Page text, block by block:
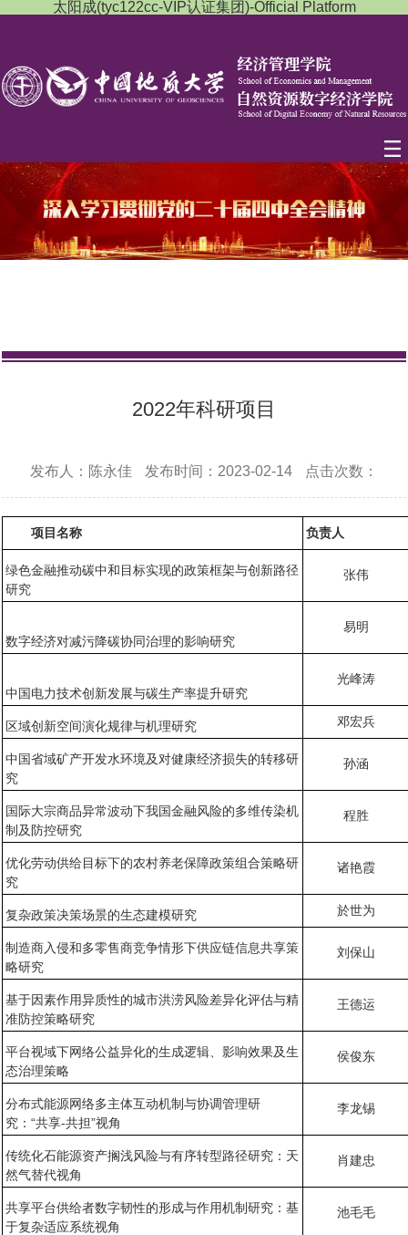
太阳成(tyc122cc-VIP认证集团)-Official Platform
2022年科研项目
发布人：陈永佳 发布时间：2023-02-14 点击次数：
项目名称 负责人
绿色金融推动碳中和目标实现的政策框架与创新路径
研究
张伟
数字经济对减污降碳协同治理的影响研究
易明
中国电力技术创新发展与碳生产率提升研究
光峰涛
区域创新空间演化规律与机理研究 邓宏兵
中国省域矿产开发水环境及对健康经济损失的转移研
究
孙涵
国际大宗商品异常波动下我国金融风险的多维传染机
制及防控研究
程胜
优化劳动供给目标下的农村养老保障政策组合策略研
究
诸艳霞
复杂政策决策场景的生态建模研究 於世为
制造商入侵和多零售商竞争情形下供应链信息共享策
略研究
刘保山
基于因素作用异质性的城市洪涝风险差异化评估与精
准防控策略研究
王德运
平台视域下网络公益异化的生成逻辑、影响效果及生
态治理策略
侯俊东
分布式能源网络多主体互动机制与协调管理研
究：“共享-共担”视角
李龙锡
传统化石能源资产搁浅风险与有序转型路径研究：天
然气替代视角
肖建忠
共享平台供给者数字韧性的形成与作用机制研究：基
于复杂适应系统视角
池毛毛